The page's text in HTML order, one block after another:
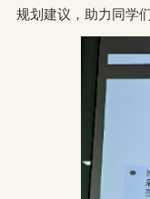
规划建议，助力同学